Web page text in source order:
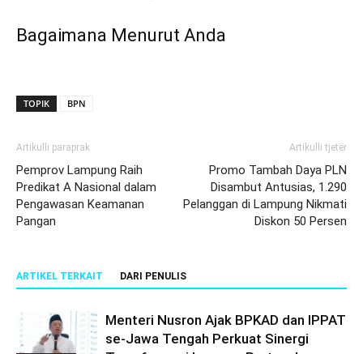
Bagaimana Menurut Anda
TOPIK BPN
Artikulli paraprak
Pemprov Lampung Raih
Predikat A Nasional dalam
Pengawasan Keamanan
Pangan
Artikulli tjetër
Promo Tambah Daya PLN
Disambut Antusias, 1.290
Pelanggan di Lampung Nikmati
Diskon 50 Persen
ARTIKEL TERKAIT DARI PENULIS
Menteri Nusron Ajak BPKAD dan IPPAT
se-Jawa Tengah Perkuat Sinergi